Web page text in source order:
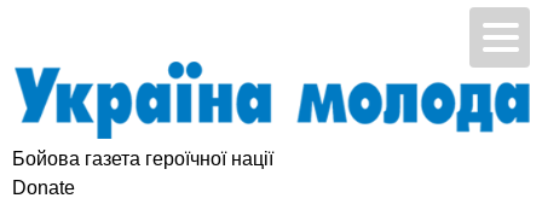
Бойова газета героїчної нації
Donate